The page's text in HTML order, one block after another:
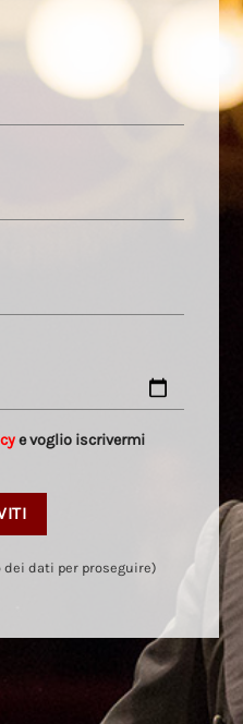
e voglio iscrivermi
dati per proseguire)